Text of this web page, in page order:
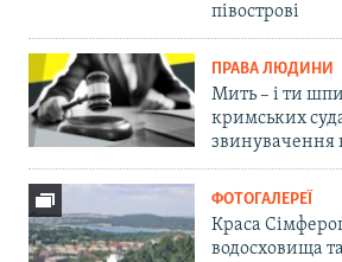
півострові
ПРАВА ЛЮДИНИ
Мить – і ти
кримських
звинувачення
ФОТОГАЛЕРЕЇ
Краса
водосховища